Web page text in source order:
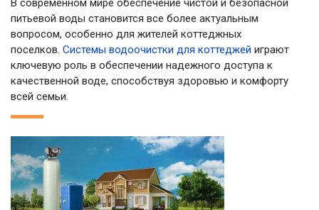
В современном мире обеспечение чистой и безопасной
питьевой воды становится все более актуальным
вопросом, особенно для жителей коттеджных
поселков. Системы водоочистки для коттеджей играют
ключевую роль в обеспечении надежного доступа к
качественной воде, способствуя здоровью и комфорту
всей семьи.